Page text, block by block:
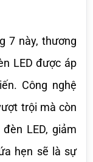
7 này, thương
LED được áp
Công nghệ
trội mà còn
LED, giảm
hẹn sẽ là sự